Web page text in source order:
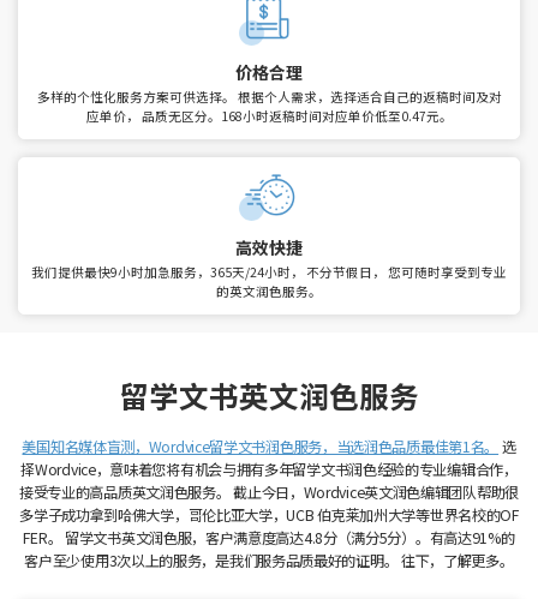
价格合理
多样的个性化服务方案可供选择。 根据个人需求，选择适合自己的返稿时间及对
应单价， 品质无区分。168小时返稿时间对应单价低至0.47元。
高效快捷
我们提供最快9小时加急服务，365天/24小时， 不分节假日， 您可随时享受到专业
的英文润色服务。
留学文书英文润色服务
美国知名媒体盲测，Wordvice留学文书润色服务，当选润色品质最佳第1名。
选
择Wordvice，意味着您将有机会与拥有多年留学文书润色经验的专业编辑合作，
接受专业的高品质英文润色服务。 截止今日，Wordvice英文润色编辑团队帮助很
多学子成功拿到哈佛大学，哥伦比亚大学，UCB 伯克莱加州大学等世界名校的OF
FER。 留学文书英文润色服，客户满意度高达4.8分（满分5分）。有高达91%的
客户至少使用3次以上的服务，是我们服务品质最好的证明。 往下，了解更多。